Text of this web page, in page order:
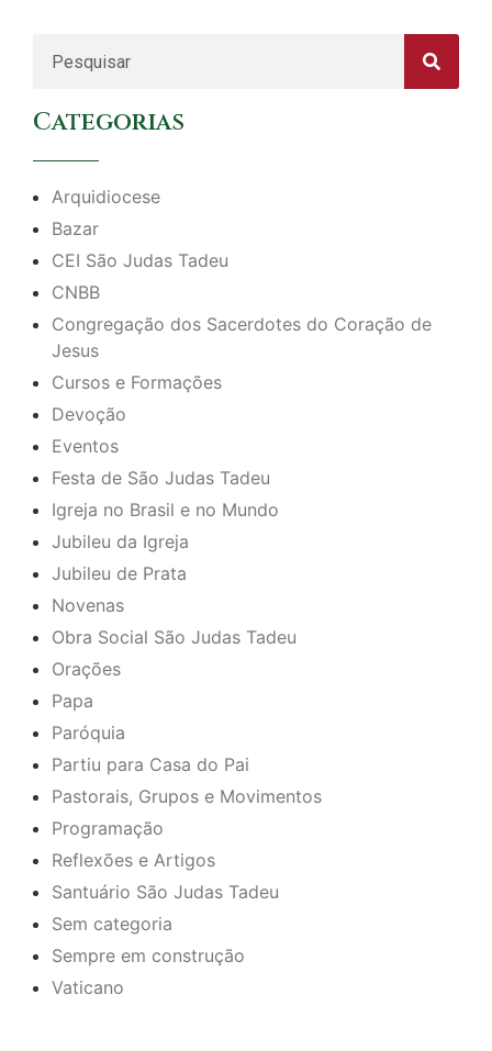
Categorias
Arquidiocese
Bazar
CEI São Judas Tadeu
CNBB
Congregação dos Sacerdotes do Coração de
Jesus
Cursos e Formações
Devoção
Eventos
Festa de São Judas Tadeu
Igreja no Brasil e no Mundo
Jubileu da Igreja
Jubileu de Prata
Novenas
Obra Social São Judas Tadeu
Orações
Papa
Paróquia
Partiu para Casa do Pai
Pastorais, Grupos e Movimentos
Programação
Reflexões e Artigos
Santuário São Judas Tadeu
Sem categoria
Sempre em construção
Vaticano